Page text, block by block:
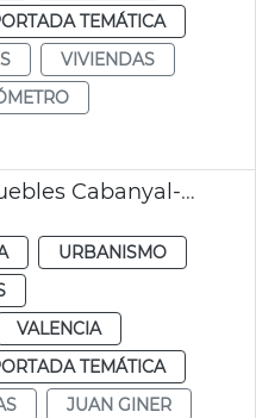
TEMÁTICA
VIVIENDAS
Ofertas subasta inmuebles Cabanyal-Canyamelar València
URBANISMO
VALENCIA
TEMÁTICA
JUAN GINER